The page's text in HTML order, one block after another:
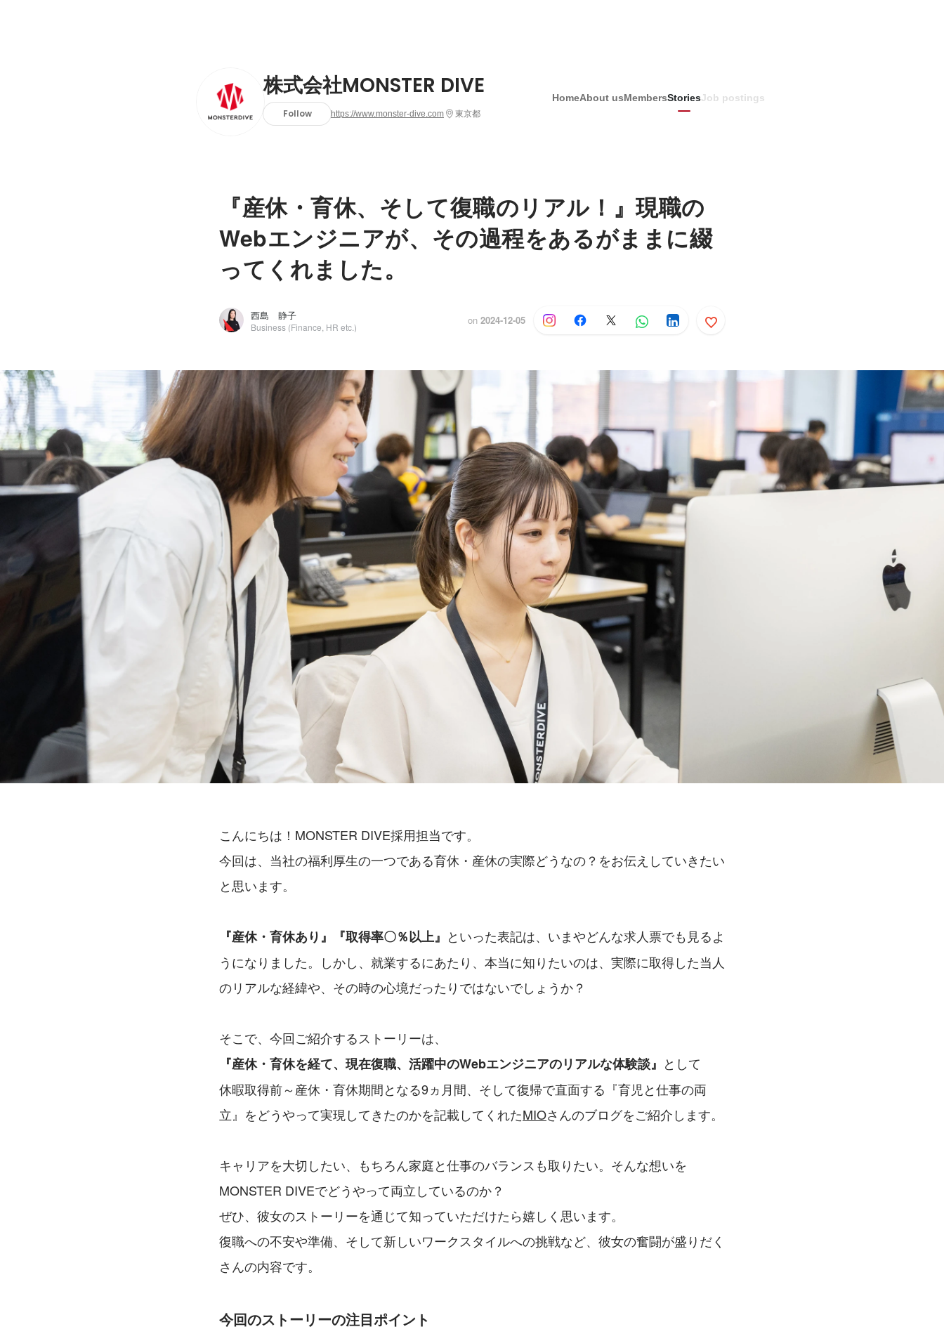
株式会社MONSTER DIVE
Follow https://www.monster-dive.com 東京都
HomeAbout usMembersStoriesJob postings
『産休・育休、そして復職のリアル！』現職の
Webエンジニアが、その過程をあるがままに綴
ってくれました。
西島 静子
Business (Finance, HR etc.)
on 2024-12-05
こんにちは！MONSTER DIVE採用担当です。
今回は、当社の福利厚生の一つである育休・産休の実際どうなの？をお伝えしていきたい
と思います。
『産休・育休あり』『取得率〇％以上』 といった表記は、いまやどんな求人票でも見るよ
うになりました。しかし、就業するにあたり、本当に知りたいのは、実際に取得した当人
のリアルな経緯や、その時の心境だったりではないでしょうか？
そこで、今回ご紹介するストーリーは、
『産休・育休を経て、現在復職、活躍中のWebエンジニアのリアルな体験談』 として
休暇取得前～産休・育休期間となる9ヵ月間、そして復帰で直面する『育児と仕事の両
立』をどうやって実現してきたのかを記載してくれたMIOさんのブログをご紹介します。
キャリアを大切したい、もちろん家庭と仕事のバランスも取りたい。そんな想いを
MONSTER DIVEでどうやって両立しているのか？
ぜひ、彼女のストーリーを通じて知っていただけたら嬉しく思います。
復職への不安や準備、そして新しいワークスタイルへの挑戦など、彼女の奮闘が盛りだく
さんの内容です。
今回のストーリーの注目ポイント
西島 静子
株式会社MONSTER DIVE / Business (Finance, HR etc.)